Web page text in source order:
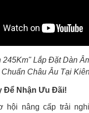
245Km" Lắp Đặt Dàn
Chuẩn Châu Âu Tại
Để Nhận Ưu Đãi!
nâng cấp trải